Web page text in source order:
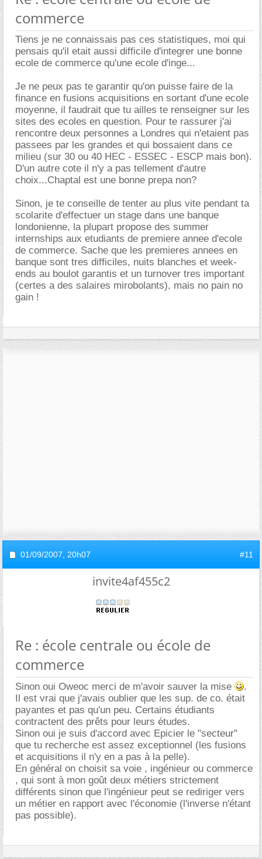
commerce
Tiens je ne connaissais pas ces statistiques, moi qui
pensais qu'il etait aussi difficile d'integrer une bonne
ecole de commerce qu'une ecole d'inge...
Je ne peux pas te garantir qu'on puisse faire de la
finance en fusions acquisitions en sortant d'une ecole
moyenne, il faudrait que tu ailles te renseigner sur les
sites des ecoles en question. Pour te rassurer j'ai
rencontre deux personnes a Londres qui n'etaient pas
passees par les grandes et qui bossaient dans ce
milieu (sur 30 ou 40 HEC - ESSEC - ESCP mais bon).
D'un autre cote il n'y a pas tellement d'autre
choix...Chaptal est une bonne prepa non?
Sinon, je te conseille de tenter au plus vite pendant ta
scolarite d'effectuer un stage dans une banque
londonienne, la plupart propose des summer
internships aux etudiants de premiere annee d'ecole
de commerce. Sache que les premieres annees en
banque sont tres difficiles, nuits blanches et week-
ends au boulot garantis et un turnover tres important
(certes a des salaires mirobolants), mais no pain no
gain !
01/09/2007, 20h07 #11
invite4af455c2
Re : école centrale ou école de
commerce
Sinon oui Oweoc merci de m'avoir sauver la mise
.
Il est vrai que j'avais oublier que les sup. de co. était
payantes et pas qu'un peu. Certains étudiants
contractent des prêts pour leurs études.
Sinon oui je suis d'accord avec Epicier le "secteur"
que tu recherche est assez exceptionnel (les fusions
et acquisitions il n'y en a pas à la pelle).
En général on choisit sa voie , ingénieur ou commerce
, qui sont à mon goût deux métiers strictement
différents sinon que l'ingénieur peut se rediriger vers
un métier en rapport avec l'économie (l'inverse n'étant
pas possible).